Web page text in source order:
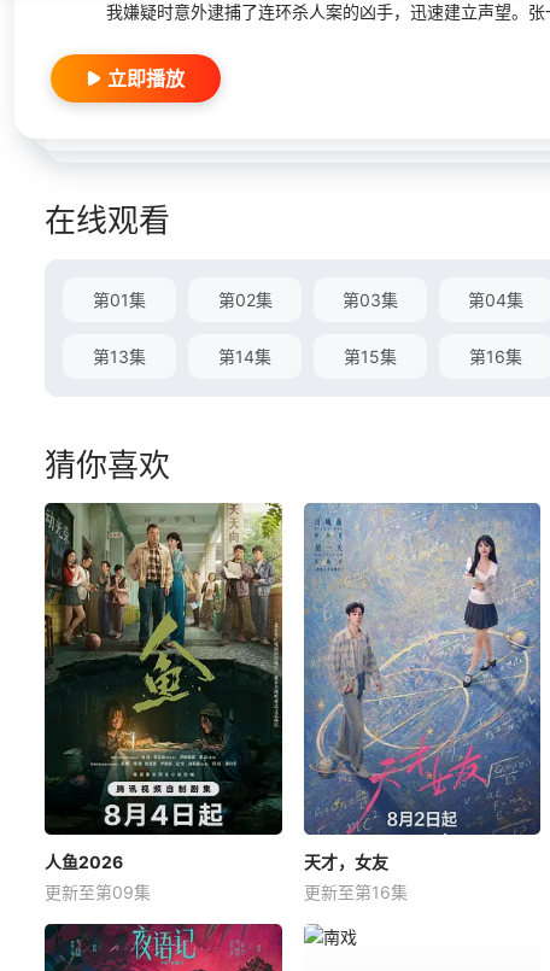
我嫌疑时意外逮捕了连环杀人案的凶手，迅速建立声望。
立即播放
在线观看
第01集 第02集 第03集 第04集
第13集 第14集 第15集 第16集
猜你喜欢
人鱼2026
更新至第09集
天才，女友
更新至第16集